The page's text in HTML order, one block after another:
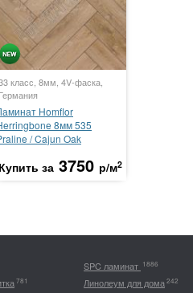
класс, 8мм, 4V-фаска,
Германия
Homflor
8мм 535
/ Cajun Oak
Купить за 3750 р/м2
SPC ламинат 1886
781 Линолеум для дома242